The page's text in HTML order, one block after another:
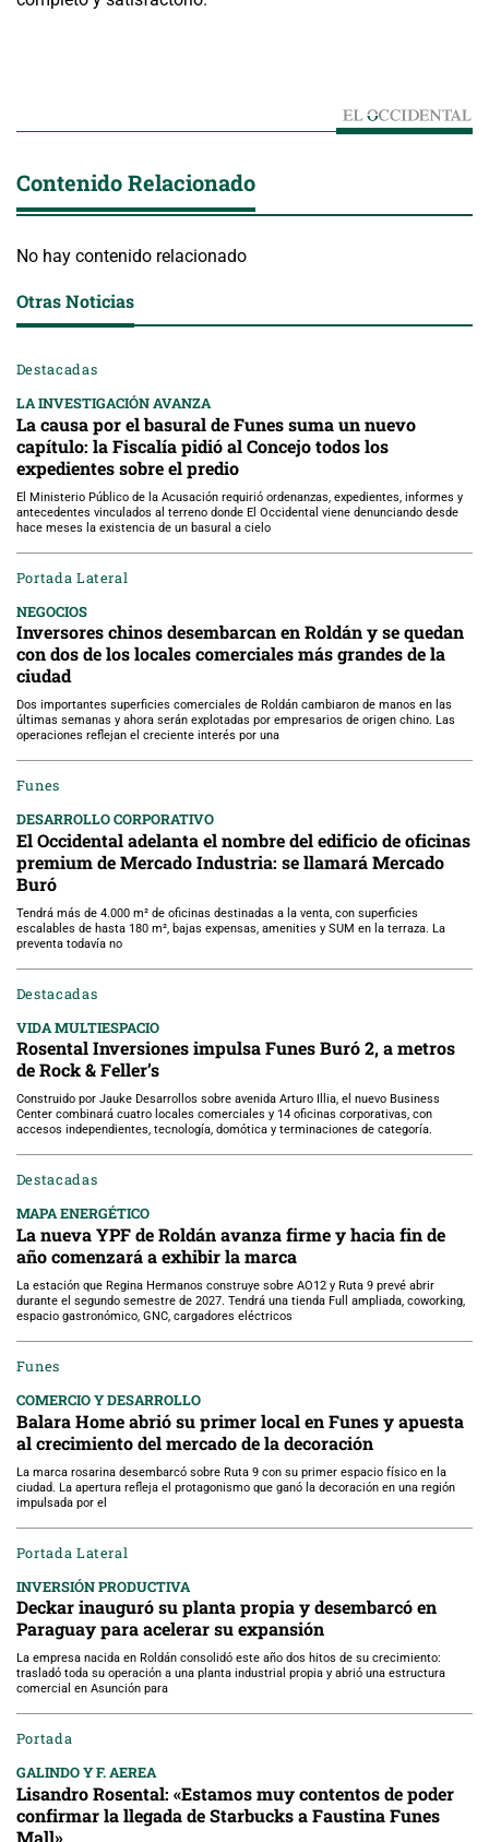
Contenido Relacionado
No hay contenido relacionado
Otras Noticias
Destacadas
LA INVESTIGACIÓN AVANZA
La causa por el basural de Funes suma un nuevo
capítulo: la Fiscalía pidió al Concejo todos los
expedientes sobre el predio
El Ministerio Público de la Acusación requirió ordenanzas, expedientes, informes y
antecedentes vinculados al terreno donde El Occidental viene denunciando desde
hace meses la existencia de un basural a cielo
Portada Lateral
NEGOCIOS
Inversores chinos desembarcan en Roldán y se quedan
con dos de los locales comerciales más grandes de la
ciudad
Dos importantes superficies comerciales de Roldán cambiaron de manos en las
últimas semanas y ahora serán explotadas por empresarios de origen chino. Las
operaciones reflejan el creciente interés por una
Funes
DESARROLLO CORPORATIVO
El Occidental adelanta el nombre del edificio de oficinas
premium de Mercado Industria: se llamará Mercado
Buró
Tendrá más de 4.000 m² de oficinas destinadas a la venta, con superficies
escalables de hasta 180 m², bajas expensas, amenities y SUM en la terraza. La
preventa todavía no
Destacadas
VIDA MULTIESPACIO
Rosental Inversiones impulsa Funes Buró 2, a metros
de Rock & Feller’s
Construido por Jauke Desarrollos sobre avenida Arturo Illia, el nuevo Business
Center combinará cuatro locales comerciales y 14 oficinas corporativas, con
accesos independientes, tecnología, domótica y terminaciones de categoría.
Destacadas
MAPA ENERGÉTICO
La nueva YPF de Roldán avanza firme y hacia fin de
año comenzará a exhibir la marca
La estación que Regina Hermanos construye sobre AO12 y Ruta 9 prevé abrir
durante el segundo semestre de 2027. Tendrá una tienda Full ampliada, coworking,
espacio gastronómico, GNC, cargadores eléctricos
Funes
COMERCIO Y DESARROLLO
Balara Home abrió su primer local en Funes y apuesta
al crecimiento del mercado de la decoración
La marca rosarina desembarcó sobre Ruta 9 con su primer espacio físico en la
ciudad. La apertura refleja el protagonismo que ganó la decoración en una región
impulsada por el
Portada Lateral
INVERSIÓN PRODUCTIVA
Deckar inauguró su planta propia y desembarcó en
Paraguay para acelerar su expansión
La empresa nacida en Roldán consolidó este año dos hitos de su crecimiento:
trasladó toda su operación a una planta industrial propia y abrió una estructura
comercial en Asunción para
Portada
GALINDO Y F. AEREA
Lisandro Rosental: «Estamos muy contentos de poder
confirmar la llegada de Starbucks a Faustina Funes
Mall»